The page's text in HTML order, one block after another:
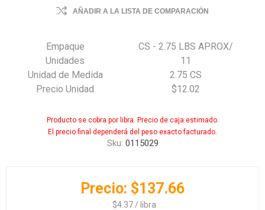
AÑADIR A LA LISTA DE COMPARACIÓN
Empaque
CS - 2.75 LBS APROX/
Unidades
11
Unidad de Medida
2.75 CS
Precio Unidad
$12.02
Producto se cobra por libra. Precio de caja estimado.
El precio final dependerá del peso exacto facturado.
Sku: 0115029
Precio: $137.66
‏‏‎ ‎‏‏‎ ‎$4.37 / libra